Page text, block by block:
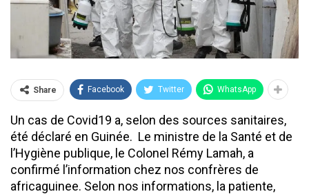
Share Facebook Twitter WhatsApp
Un cas de Covid19 a, selon des sources sanitaires,
été déclaré en Guinée. Le ministre de la Santé et de
l’Hygiène publique, le Colonel Rémy Lamah, a
confirmé l’information chez nos confrères de
africaguinee. Selon nos informations, la patiente,